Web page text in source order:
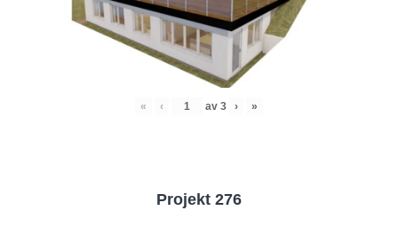
« ‹ av 3 › »
Projekt 276